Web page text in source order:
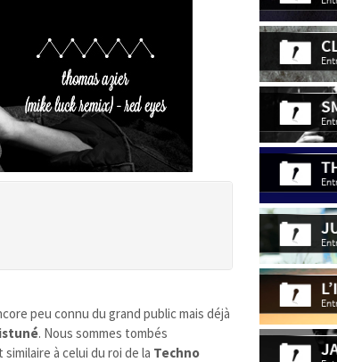
peu connu du grand public mais déjà
. Nous sommes tombés
à celui du roi de la Techno